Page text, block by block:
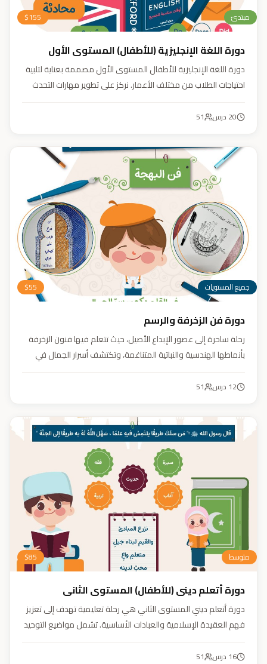
مبتدئ $155
دورة اللغة الإنجليزية (للأطفال) المستوى الأول
دورة اللغة الإنجليزية للأطفال المستوى الأول مصممة بعناية لتلبية
احتياجات الطلاب من مختلف الأعمار. نركز على تطوير مهارات التحدث
تفاعلية وأسلوب تعليمي ممتع وفعّال.
20 درس 51
جميع المستويات $55
دورة فن الزخرفة والرسم
رحلة ساحرة إلى عصور الإبداع الأصيل، حيث تتعلم فيها فنون الزخرفة
بأنماطها الهندسية والنباتية المتناغمة، وتكتشف أسرار الجمال في
الأنظار برقيّها وتوازنها، لتبدع أعمالًا فنية تعكس عبق التراث وسحر
12 درس 51
متوسط $85
دورة أتعلم ديني (للأطفال) المستوى الثاني
دورة أتعلم ديني المستوى الثاني هي رحلة تعليمية تهدف إلى تعزيز
فهم العقيدة الإسلامية والعبادات الأساسية. تشمل مواضيع التوحيد
وتربية أبنائنا تربية إيمانية وأخلاقية وعلمية ونفسية واجتماعية.
16 درس 51